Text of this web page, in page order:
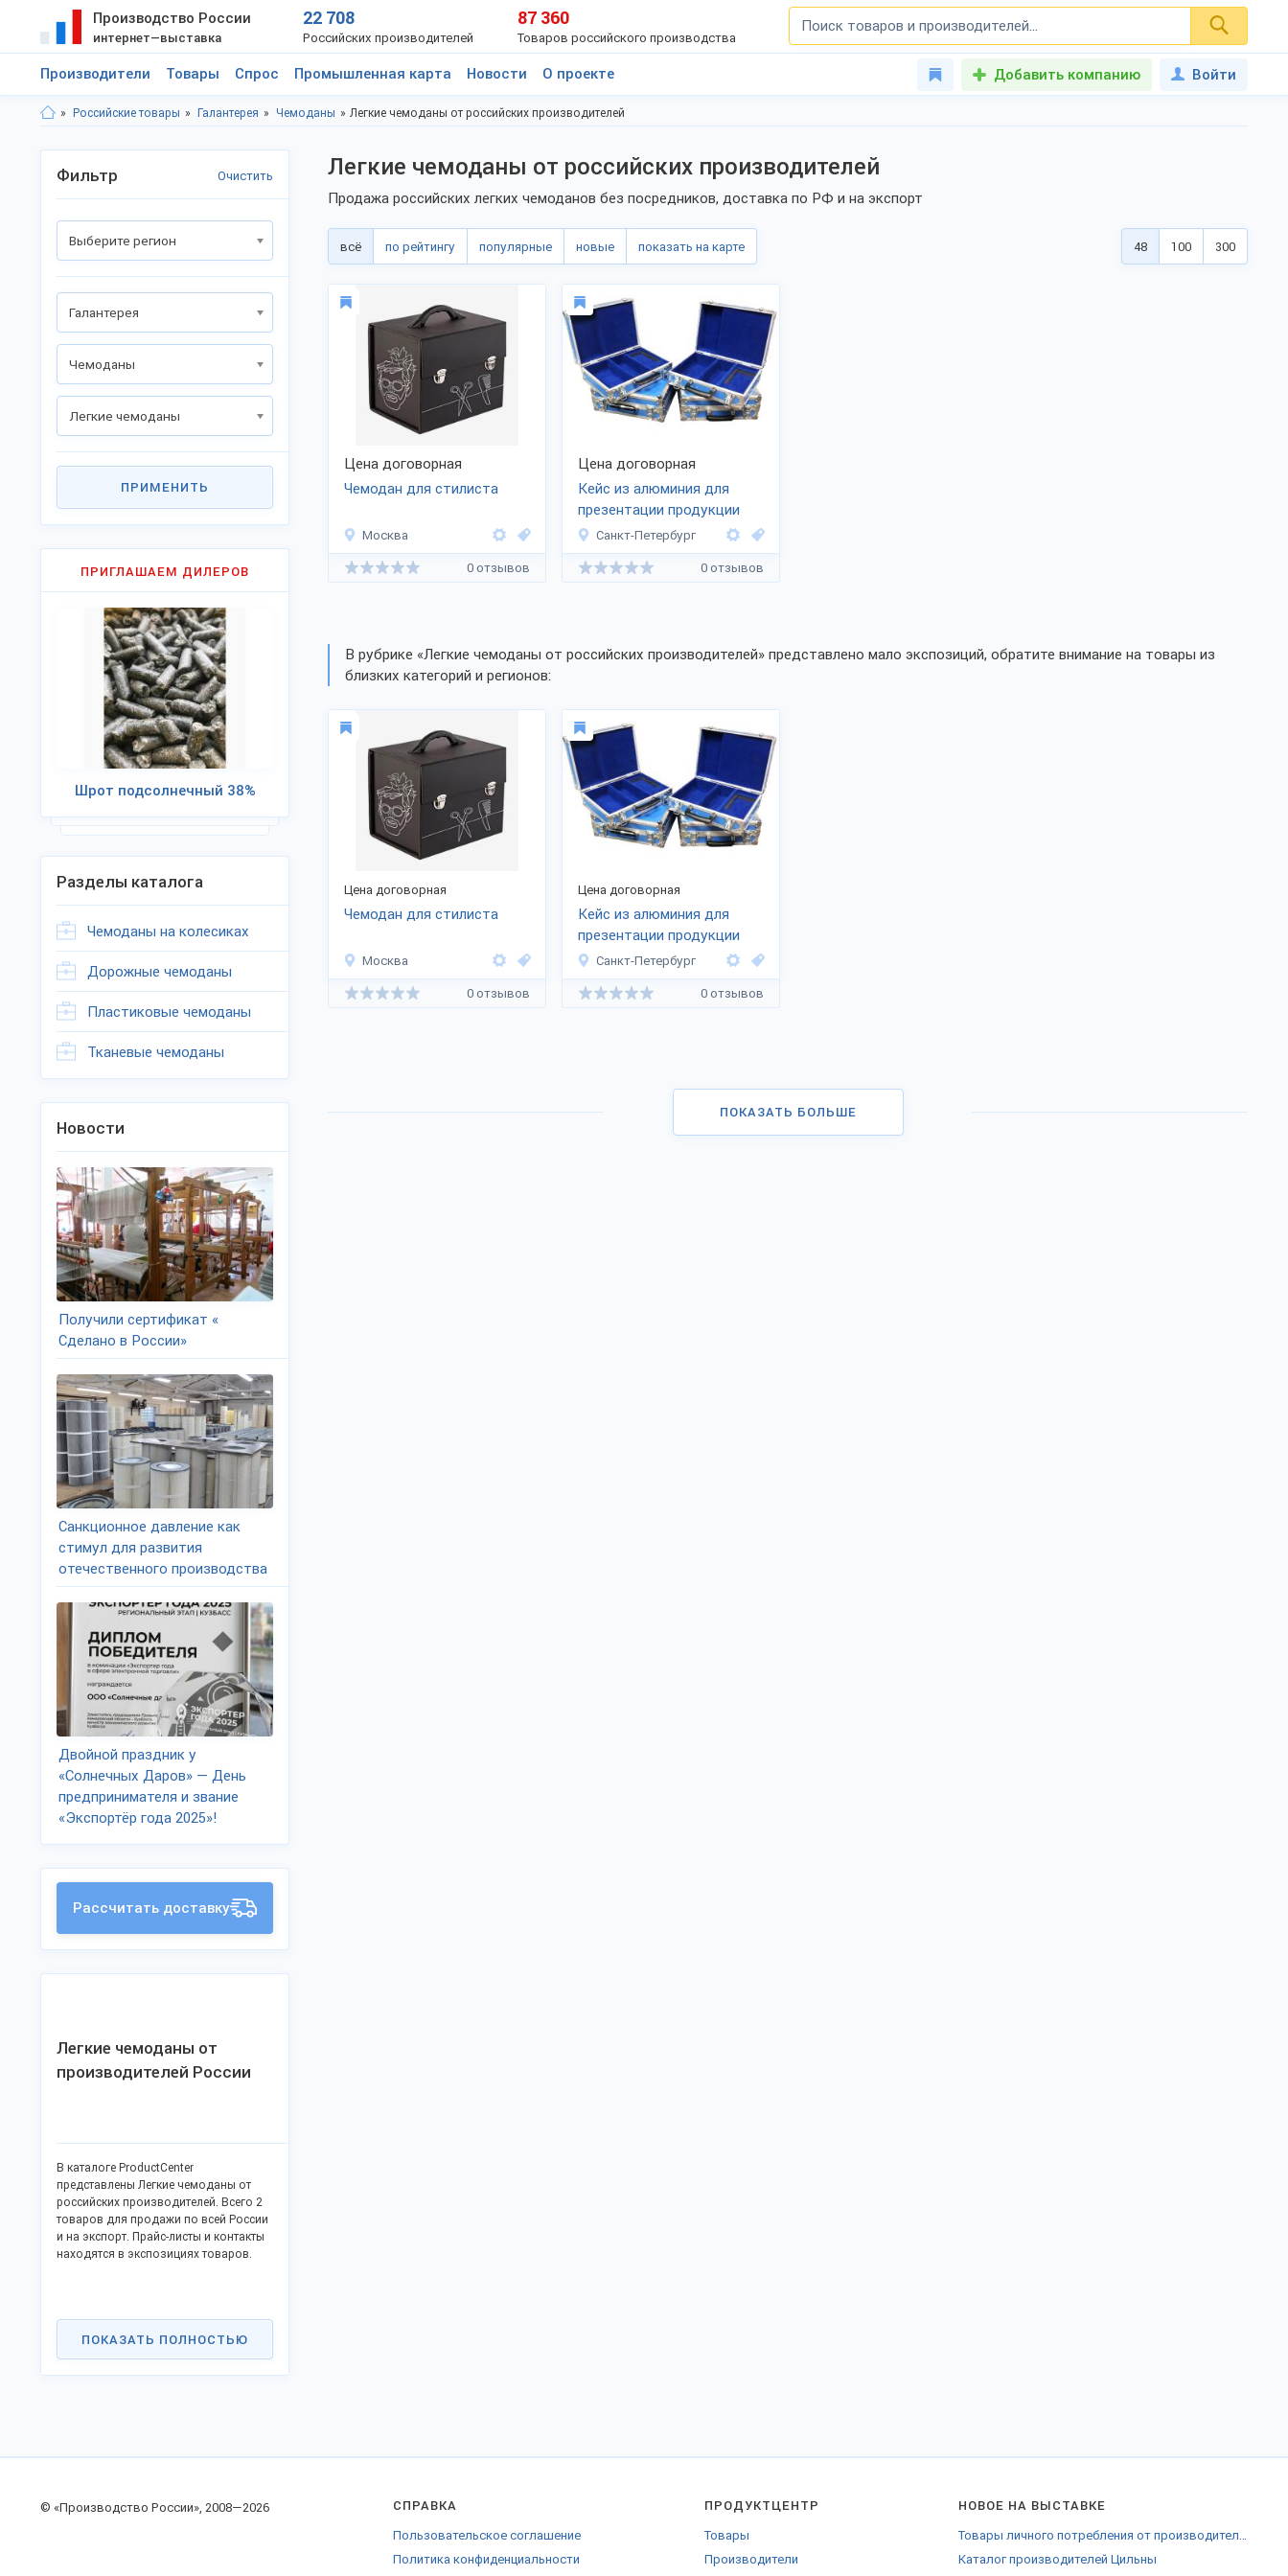
Производство России
интернет—выставка
22 708
Российских производителей
87 360
Товаров российского производства
Производители Товары Спрос Промышленная карта Новости О проекте Добавить компанию Войти
Российские товары Галантерея Чемоданы Легкие чемоданы от российских производителей
Легкие чемоданы от российских производителей
Продажа российских легких чемоданов без посредников, доставка по РФ и на экспорт
всё по рейтингу популярные новые показать на карте 48 100 300
Цена договорная
Чемодан для стилиста
Москва
0 отзывов
Цена договорная
Кейс из алюминия для
презентации продукции
Санкт-Петербург
0 отзывов
В рубрике «Легкие чемоданы от российских производителей» представлено мало экспозиций, обратите внимание на товары из
близких категорий и регионов:
Цена договорная
Чемодан для стилиста
Москва
0 отзывов
Цена договорная
Кейс из алюминия для
презентации продукции
Санкт-Петербург
0 отзывов
ПОКАЗАТЬ БОЛЬШЕ
Фильтр Очистить
Выберите регион
Галантерея
Чемоданы
Легкие чемоданы
ПРИМЕНИТЬ
ПРИГЛАШАЕМ ДИЛЕРОВ
Шрот подсолнечный 38%
Разделы каталога
Чемоданы на колесиках
Дорожные чемоданы
Пластиковые чемоданы
Тканевые чемоданы
Новости
Получили сертификат «
Сделано в России»
Санкционное давление как
стимул для развития
отечественного производства
Двойной праздник у
«Солнечных Даров» — День
предпринимателя и звание
«Экспортёр года 2025»!
Рассчитать доставку
Легкие чемоданы от
производителей России
В каталоге ProductCenter
представлены Легкие чемоданы от
российских производителей. Всего 2
товаров для продажи по всей России
и на экспорт. Прайс-листы и контакты
находятся в экспозициях товаров.
ПОКАЗАТЬ ПОЛНОСТЬЮ
© «Производство России», 2008—2026 СПРАВКА
Пользовательское соглашение
Политика конфиденциальности
ПРОДУКТЦЕНТР
Товары
Производители
НОВОЕ НА ВЫСТАВКЕ
Товары личного потребления от производителей Ярославля
Каталог производителей Цильны